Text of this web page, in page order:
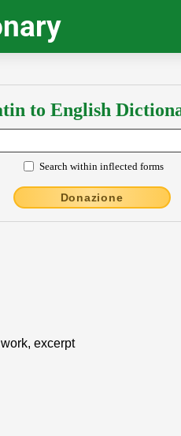
to English
Search within inflected forms
Donazione
excerpt